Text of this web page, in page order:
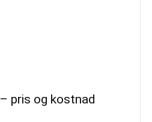
pris og kostnad